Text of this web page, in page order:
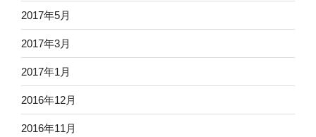
2017年5月
2017年3月
2017年1月
2016年12月
2016年11月